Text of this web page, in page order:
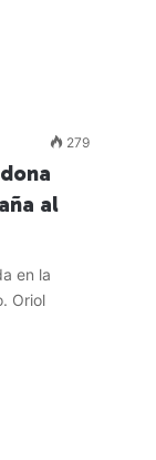
279
al
en la
Oriol